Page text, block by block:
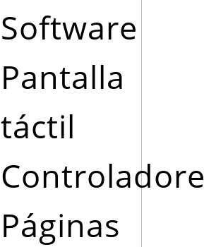
Software
Pantalla
táctil
Páginas